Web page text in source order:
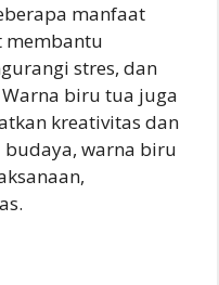
manfaat
membantu
stres, dan
biru tua juga
kreativitas dan
warna biru